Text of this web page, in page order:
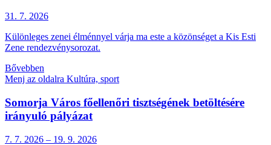
31. 7. 2026
Különleges zenei élménnyel várja ma este a közönséget a Kis Esti
Zene rendezvénysorozat.
Bővebben
Menj az oldalra Kultúra, sport
Somorja Város főellenőri tisztségének betöltésére
irányuló pályázat
7. 7. 2026 – 19. 9. 2026